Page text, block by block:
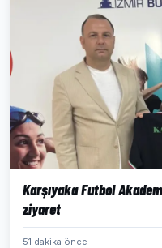
Karşıyaka Futbol
ziyaret
51 dakika önce